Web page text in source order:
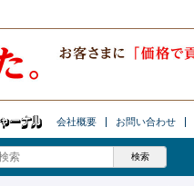
会社概要 お問い合わせ